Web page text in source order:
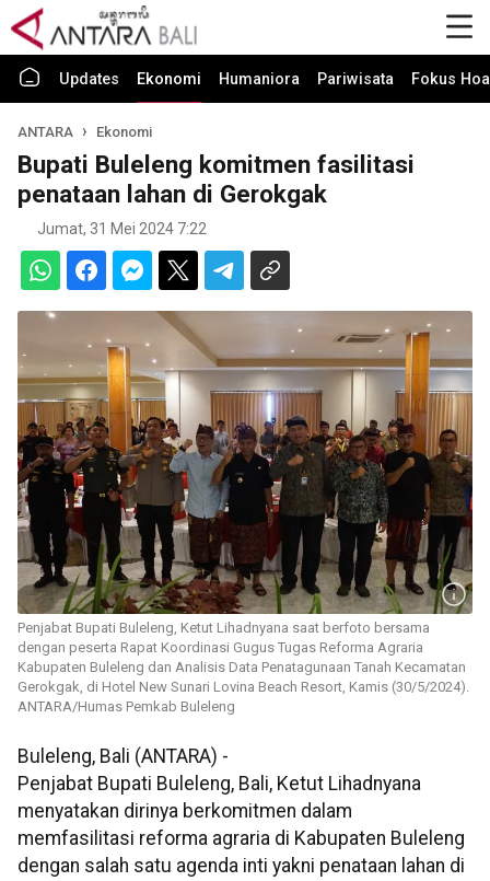
Updates Ekonomi Humaniora Pariwisata Fokus
ANTARA Ekonomi
Bupati Buleleng komitmen fasilitasi
penataan lahan di Gerokgak
Jumat, 31 Mei 2024 7:22
Penjabat Bupati Buleleng, Ketut Lihadnyana saat berfoto bersama
dengan peserta Rapat Koordinasi Gugus Tugas Reforma Agraria
Kabupaten Buleleng dan Analisis Data Penatagunaan Tanah Kecamatan
Gerokgak, di Hotel New Sunari Lovina Beach Resort, Kamis (30/5/2024).
ANTARA/Humas Pemkab Buleleng
Buleleng, Bali (ANTARA) -
Penjabat Bupati Buleleng, Bali, Ketut Lihadnyana
menyatakan dirinya berkomitmen dalam
memfasilitasi reforma agraria di Kabupaten Buleleng
dengan salah satu agenda inti yakni penataan lahan di